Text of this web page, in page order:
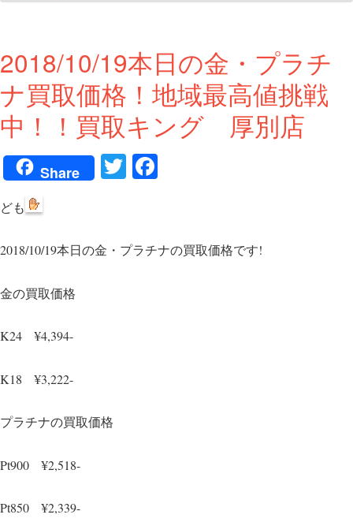
2018/10/19本日の金・プラチ
ナ買取価格！地域最高値挑戦
中！！買取キング 厚別店
Share T
r ok
ども
2018/10/19本日の金・プラチナの買取価格です!
金の買取価格
K24 ¥4,394-
K18 ¥3,222-
プラチナの買取価格
Pt900 ¥2,518-
Pt850 ¥2,339-